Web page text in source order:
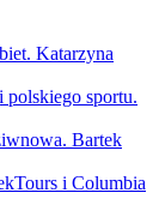
Katarzyna
polskiego sportu.
Bartek
i Columbia